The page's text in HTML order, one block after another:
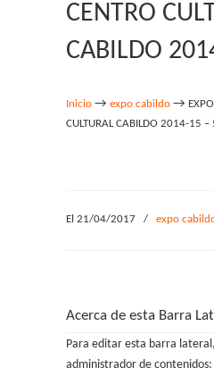
CENTRO
CABILDO
Inicio → expo cabildo →
CULTURAL CABILDO 2014-15 –
El 21/04/2017 / expo
Acerca de esta Barra
Para editar esta barra
administrador de contenidos: